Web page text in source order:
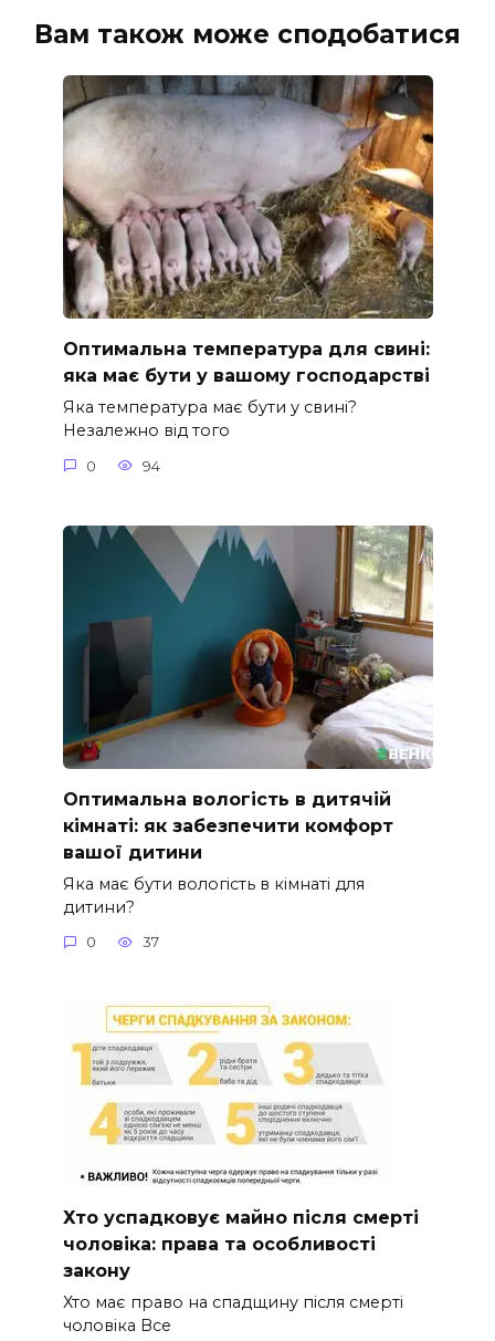
Вам також може сподобатися
Оптимальна температура для свині:
яка має бути у вашому господарстві
Яка температура має бути у свині?
Незалежно від того
0 94
Оптимальна вологість в дитячій
кімнаті: як забезпечити комфорт
вашої дитини
Яка має бути вологість в кімнаті для
дитини?
0 37
Хто успадковує майно після смерті
чоловіка: права та особливості
закону
Хто має право на спадщину після смерті
чоловіка Все